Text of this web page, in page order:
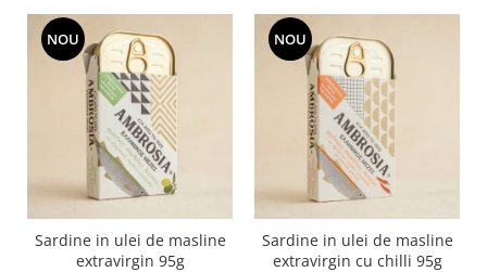
NOU
Sardine in ulei de masline
extravirgin 95g
NOU
Sardine in ulei de masline
extravirgin cu chilli 95g